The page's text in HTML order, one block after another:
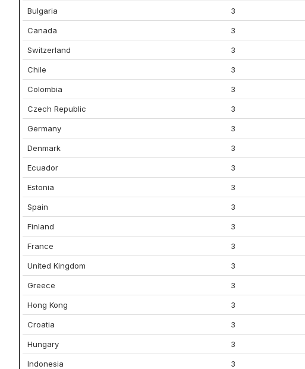
Bulgaria 3
Canada 3
Switzerland 3
Chile 3
Colombia 3
Czech Republic 3
Germany 3
Denmark 3
Ecuador 3
Estonia 3
Spain 3
Finland 3
France 3
United Kingdom 3
Greece 3
Hong Kong 3
Croatia 3
Hungary 3
Indonesia 3